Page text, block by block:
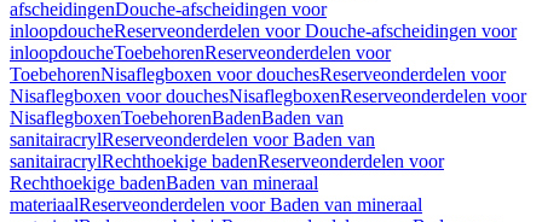
afscheidingenDouche-afscheidingen voor
inloopdoucheReserveonderdelen voor Douche-afscheidingen voor
inloopdoucheToebehorenReserveonderdelen voor
ToebehorenNisaflegboxen voor douchesReserveonderdelen voor
Nisaflegboxen voor douchesNisaflegboxenReserveonderdelen voor
NisaflegboxenToebehorenBadenBaden van
sanitairacrylReserveonderdelen voor Baden van
sanitairacrylRechthoekige badenReserveonderdelen voor
Rechthoekige badenBaden van mineraal
materiaalReserveonderdelen voor Baden van mineraal